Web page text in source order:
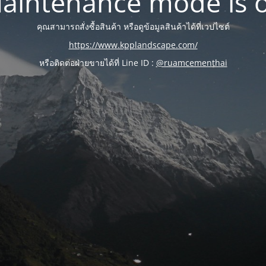
คุณสามารถสั่งซื้อสินค้า หรือดูข้อมูลสินค้าได้ที่เวปไซต์
https://www.kpplandscape.com/
หรือติดต่อฝ่ายขายได้ที่ Line ID : @ruamcementhai